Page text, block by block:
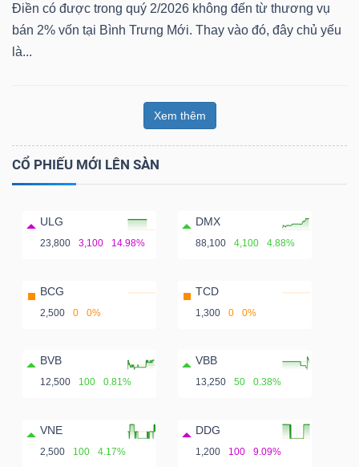
Điền có được trong quý 2/2026 không đến từ thương vụ
bán 2% vốn tại Bình Trưng Mới. Thay vào đó, đây chủ yếu
là...
Xem thêm
CỔ PHIẾU MỚI LÊN SÀN
ULG
23,800 3,100 14.98%
DMX
88,100 4,100 4.88%
BCG
2,500 0 0%
TCD
1,300 0 0%
BVB
12,500 100 0.81%
VBB
13,250 50 0.38%
VNE
2,500 100 4.17%
DDG
1,200 100 9.09%